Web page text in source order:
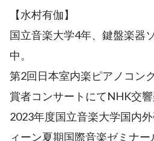
【水村有伽】
国立音楽大学4年、鍵盤楽器
中。
第2回日本室内楽ピアノコン
賞者コンサートにてNHK交響
2023年度国立音楽大学国内
ィーン夏期国際音楽ゼミナー